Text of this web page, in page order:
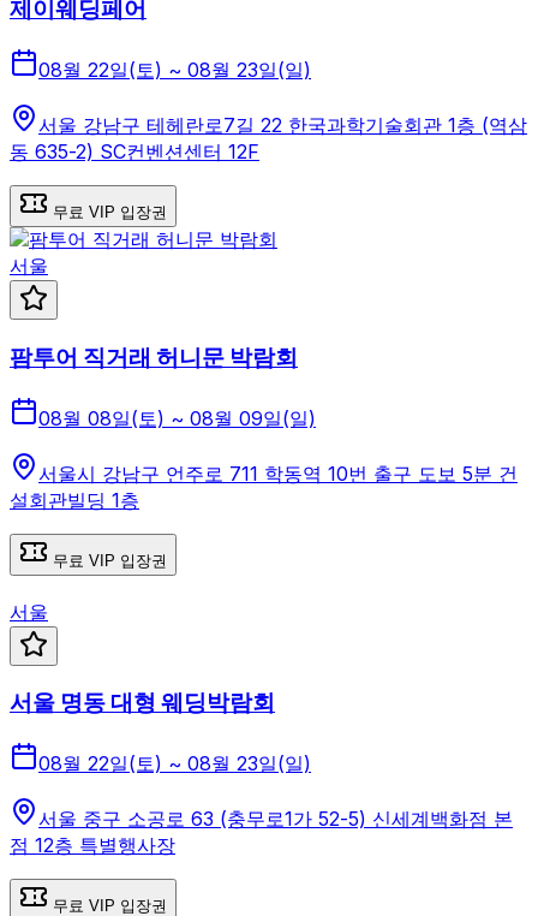
제이웨딩페어
08월 22일(토) ~ 08월 23일(일)
서울 강남구 테헤란로7길 22 한국과학기술회관 1층 (역삼
동 635-2) SC컨벤션센터 12F
무료 VIP 입장권
서울
팜투어 직거래 허니문 박람회
08월 08일(토) ~ 08월 09일(일)
서울시 강남구 언주로 711 학동역 10번 출구 도보 5분 건
설회관빌딩 1층
무료 VIP 입장권
서울
서울 명동 대형 웨딩박람회
08월 22일(토) ~ 08월 23일(일)
서울 중구 소공로 63 (충무로1가 52-5) 신세계백화점 본
점 12층 특별행사장
무료 VIP 입장권